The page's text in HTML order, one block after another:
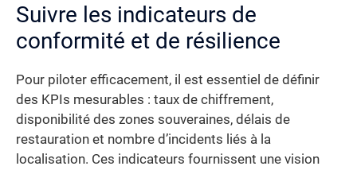
Suivre les indicateurs de
conformité et de résilience
Pour piloter efficacement, il est essentiel de définir
des KPIs mesurables : taux de chiffrement,
disponibilité des zones souveraines, délais de
restauration et nombre d’incidents liés à la
localisation. Ces indicateurs fournissent une vision